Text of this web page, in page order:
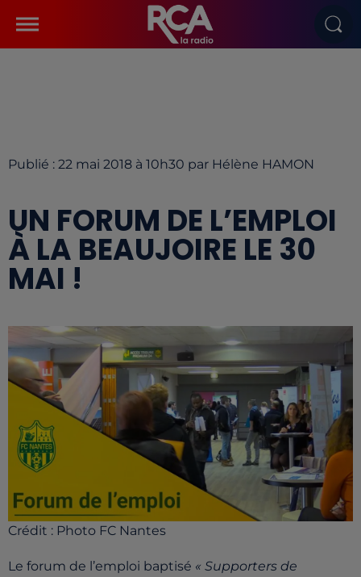
Publié : 22 mai 2018 à 10h30 par Hélène HAMON
UN FORUM DE L’EMPLOI
À LA BEAUJOIRE LE 30
MAI !
Crédit : Photo FC Nantes
Le forum de l’emploi baptisé « Supporters de